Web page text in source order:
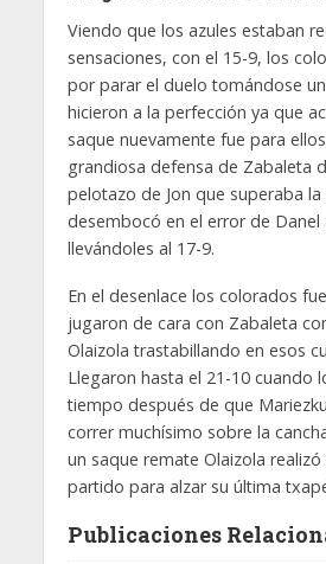
Viendo que los azules estaban
sensaciones, con el 15-9, los
por parar el duelo tomándose
hicieron a la perfección ya que
saque nuevamente fue para
grandiosa defensa de Zabaleta
pelotazo de Jon que superaba la
desembocó en el error de Danel
llevándoles al 17-9.
En el desenlace los colorados
jugaron de cara con Zabaleta
Olaizola trastabillando en esos
Llegaron hasta el 21-10 cuando
tiempo después de que
correr muchísimo sobre la
un saque remate Olaizola realizó
partido para alzar su última
Publicaciones